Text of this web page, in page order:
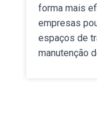
forma mais
empresas
espaços de
manutenção